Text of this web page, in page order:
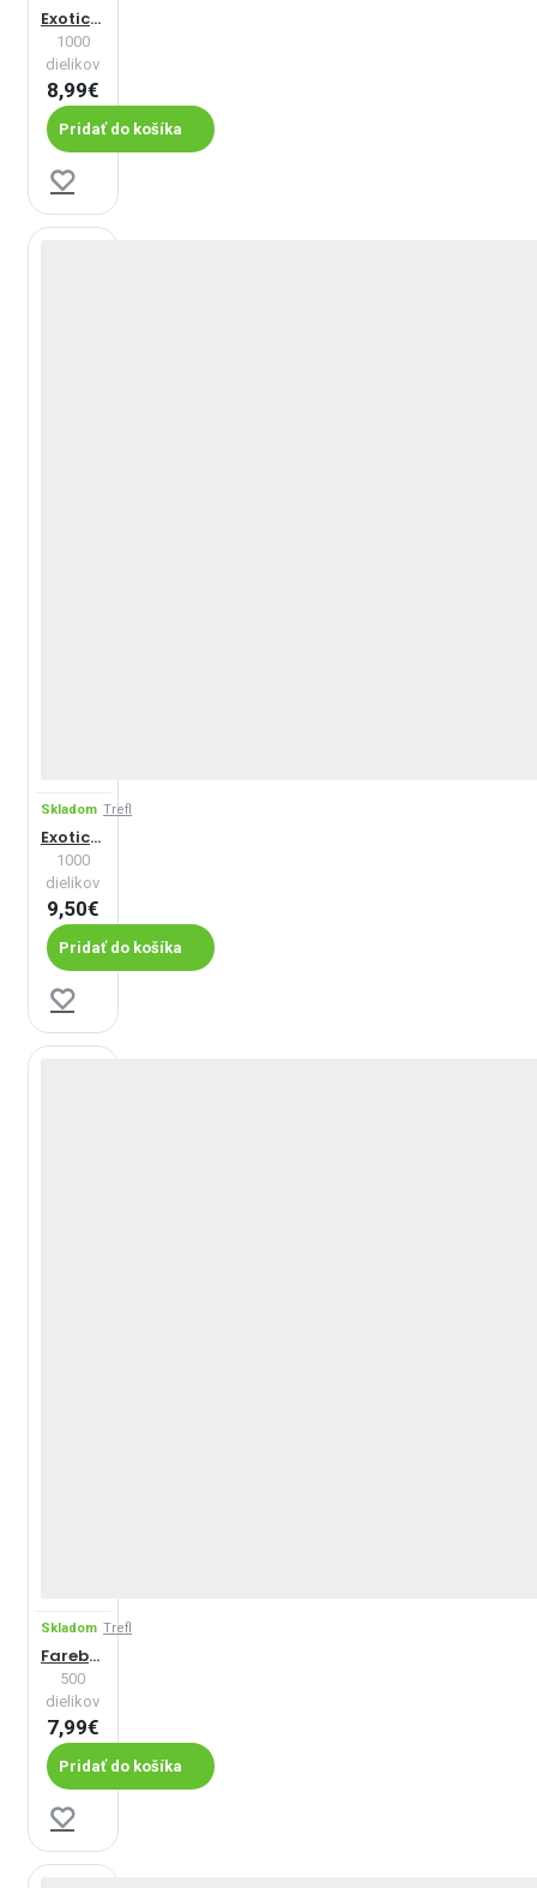
Exotické miesto pre vás
1000
dielikov
8,99€
Pridať do košíka
Skladom Trefl
Exotické zvieratá
1000
dielikov
9,50€
Pridať do košíka
Skladom Trefl
Farebné vtáky
500
dielikov
7,99€
Pridať do košíka